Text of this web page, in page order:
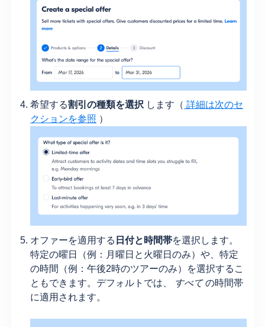
希望する割引の種類を選択 します（ 詳細は次のセ
クションを参照 ）
オファーを適用する 日付と時間帯を選択します。
特定の曜日（例：月曜日と火曜日のみ）や、特定
の時間（例：午後2時のツアーのみ）を選択するこ
ともできます。デフォルトでは、
すべての時間帯
に適用されます。